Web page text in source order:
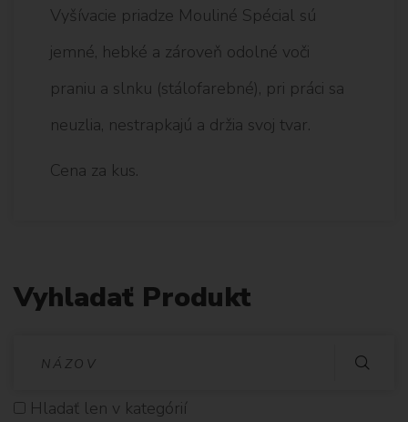
Vyšívacie priadze Mouliné Spécial sú
jemné, hebké a zároveň odolné voči
praniu a slnku (stálofarebné), pri práci sa
neuzlia, nestrapkajú a držia svoj tvar.
Cena za kus.
Vyhladať Produkt
Hladať len v kategórií